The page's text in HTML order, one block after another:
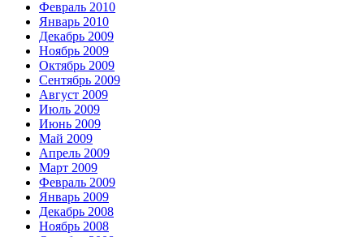
Февраль 2010
Январь 2010
Декабрь 2009
Ноябрь 2009
Октябрь 2009
Сентябрь 2009
Август 2009
Июль 2009
Июнь 2009
Май 2009
Апрель 2009
Март 2009
Февраль 2009
Январь 2009
Декабрь 2008
Ноябрь 2008